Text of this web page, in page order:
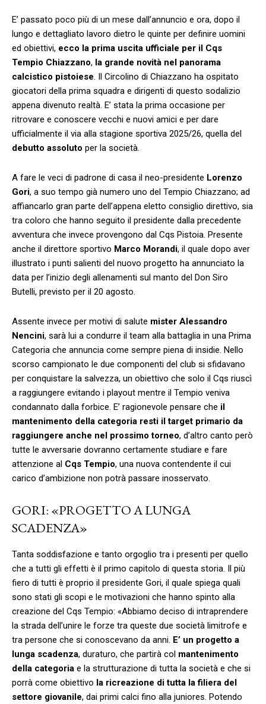
E’ passato poco più di un mese dall’annuncio e ora, dopo il
lungo e dettagliato lavoro dietro le quinte per definire uomini
ed obiettivi, ecco la prima uscita ufficiale per il Cqs
Tempio Chiazzano, la grande novità nel panorama
calcistico pistoiese. Il Circolino di Chiazzano ha ospitato
giocatori della prima squadra e dirigenti di questo sodalizio
appena divenuto realtà. E’ stata la prima occasione per
ritrovare e conoscere vecchi e nuovi amici e per dare
ufficialmente il via alla stagione sportiva 2025/26, quella del
debutto assoluto per la società.
A fare le veci di padrone di casa il neo-presidente Lorenzo
Gori, a suo tempo già numero uno del Tempio Chiazzano; ad
affiancarlo gran parte dell’appena eletto consiglio direttivo, sia
tra coloro che hanno seguito il presidente dalla precedente
avventura che invece provengono dal Cqs Pistoia. Presente
anche il direttore sportivo Marco Morandi, il quale dopo aver
illustrato i punti salienti del nuovo progetto ha annunciato la
data per l’inizio degli allenamenti sul manto del Don Siro
Butelli, previsto per il 20 agosto.
Assente invece per motivi di salute mister Alessandro
Nencini, sarà lui a condurre il team alla battaglia in una Prima
Categoria che annuncia come sempre piena di insidie. Nello
scorso campionato le due componenti del club si sfidavano
per conquistare la salvezza, un obiettivo che solo il Cqs riuscì
a raggiungere evitando i playout mentre il Tempio veniva
condannato dalla forbice. E’ ragionevole pensare che il
mantenimento della categoria resti il target primario da
raggiungere anche nel prossimo torneo, d’altro canto però
tutte le avversarie dovranno certamente studiare e fare
attenzione al Cqs Tempio, una nuova contendente il cui
carico d’ambizione non potrà passare inosservato.
GORI: «PROGETTO A LUNGA
SCADENZA»
Tanta soddisfazione e tanto orgoglio tra i presenti per quello
che a tutti gli effetti è il primo capitolo di questa storia. Il più
fiero di tutti è proprio il presidente Gori, il quale spiega quali
sono stati gli scopi e le motivazioni che hanno spinto alla
creazione del Cqs Tempio: «Abbiamo deciso di intraprendere
la strada dell’unire le forze tra queste due società limitrofe e
tra persone che si conoscevano da anni. E’ un progetto a
lunga scadenza, duraturo, che partirà col mantenimento
della categoria e la strutturazione di tutta la società e che si
porrà come obiettivo la ricreazione di tutta la filiera del
settore giovanile, dai primi calci fino alla juniores. Potendo